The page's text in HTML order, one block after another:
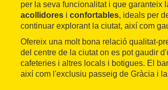
per la seva funcionalitat i que garanteix
acollidores i confortables, ideals per
continuar explorant la ciutat, així com
Ofereix una molt bona relació qualitat-
del centre de la ciutat on es pot gaudir
cafeteries i altres locals i botigues. El
així com l'exclusiu passeig de Gràcia i